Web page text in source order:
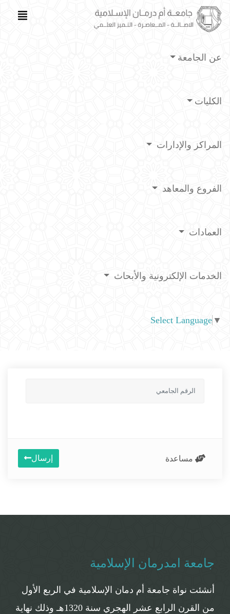
عن الجامعة
الكليات
المراكز والإدارات
الفروع والمعاهد
العمادات
الخدمات الإلكترونية والأبحاث
Select Language ▼
مساعدة إرسال
جامعة امدرمان الإسلامية
أنشئت نواة جامعة أم دمان الإسلامية في الربع الأول
من القرن الرابع عشر الهجري سنة 1320هـ وذلك نهاية